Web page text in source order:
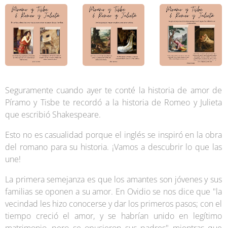
Seguramente cuando ayer te conté la historia de amor de
Píramo y Tisbe te recordó a la historia de Romeo y Julieta
que escribió Shakespeare.
Esto no es casualidad porque el inglés se inspiró en la obra
del romano para su historia. ¡Vamos a descubrir lo que las
une!
La primera semejanza es que los amantes son jóvenes y sus
familias se oponen a su amor. En Ovidio se nos dice que "la
vecindad les hizo conocerse y dar los primeros pasos; con el
tiempo creció el amor, y se habrían unido en legítimo